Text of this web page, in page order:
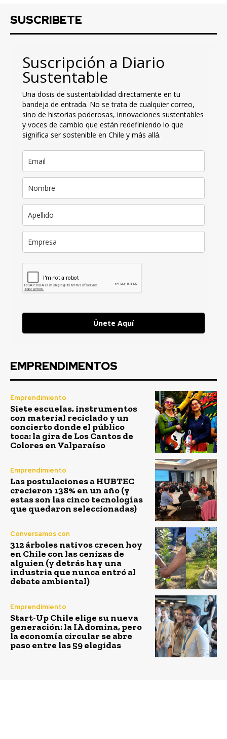
SUSCRIBETE
Suscripción a Diario
Sustentable
Una dosis de sustentabilidad directamente en tu
bandeja de entrada. No se trata de cualquier correo,
sino de historias poderosas, innovaciones sustentables
y voces de cambio que están redefiniendo lo que
significa ser sostenible en Chile y más allá.
Únete Aquí
EMPRENDIMENTOS
Emprendimiento
Siete escuelas, instrumentos
con material reciclado y un
concierto donde el público
toca: la gira de Los Cantos de
Colores en Valparaíso
Emprendimiento
Las postulaciones a HUBTEC
crecieron 138% en un año (y
estas son las cinco tecnologías
que quedaron seleccionadas)
Conversamos con
312 árboles nativos crecen hoy
en Chile con las cenizas de
alguien (y detrás hay una
industria que nunca entró al
debate ambiental)
Emprendimiento
Start-Up Chile elige su nueva
generación: la IA domina, pero
la economía circular se abre
paso entre las 59 elegidas